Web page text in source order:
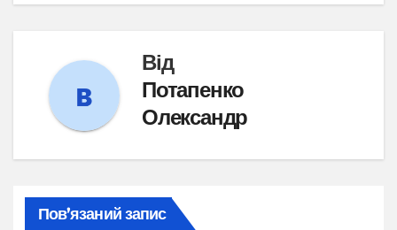
Від
Потапенко
Олександр
Пов’язаний запис